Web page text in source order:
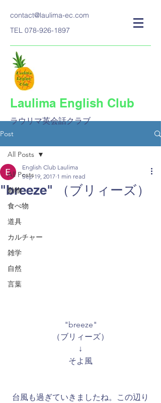
contact@laulima-ec.com
TEL 078-926-1897
Laulima English Club
ラウリマ英会話クラブ​
Post
All Posts
動物
食べ物
道具
カルチャー
雑学
自然
言葉
All Posts
"breeze" （ブリィーズ）
English Club Laulima
Sep 19, 2017 1 min read
"breeze"
（ブリィーズ）
↓
そよ風
台風も過ぎていきましたね。この辺り